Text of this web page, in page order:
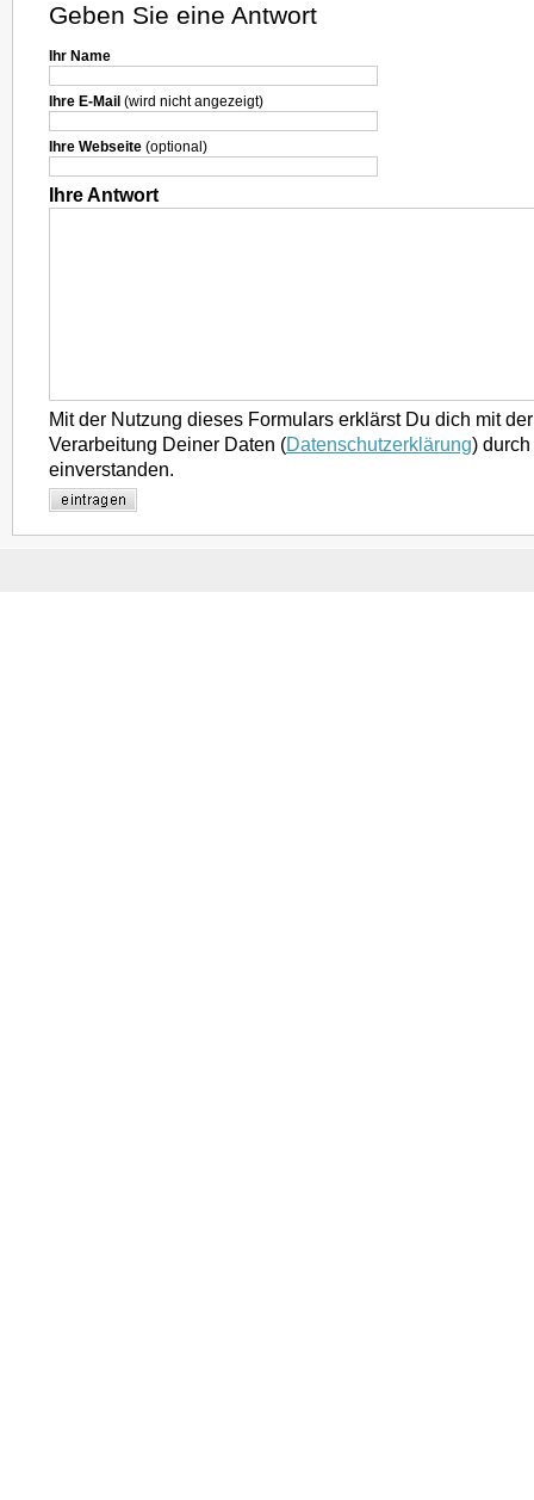
Geben Sie eine Antwort
Ihr Name
Ihre E-Mail (wird nicht angezeigt)
Ihre Webseite (optional)
Ihre Antwort
Mit der Nutzung dieses Formulars erklärst Du dich mit
Verarbeitung Deiner Daten (Datenschutzerklärung)
einverstanden.